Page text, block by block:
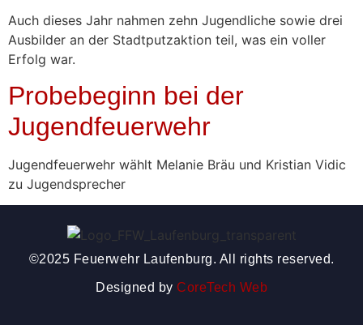
Auch dieses Jahr nahmen zehn Jugendliche sowie drei
Ausbilder an der Stadtputzaktion teil, was ein voller
Erfolg war.
Probebeginn bei der
Jugendfeuerwehr
Jugendfeuerwehr wählt Melanie Bräu und Kristian Vidic
zu Jugendsprecher
©2025 Feuerwehr Laufenburg. All rights reserved.
Designed by CoreTech Web